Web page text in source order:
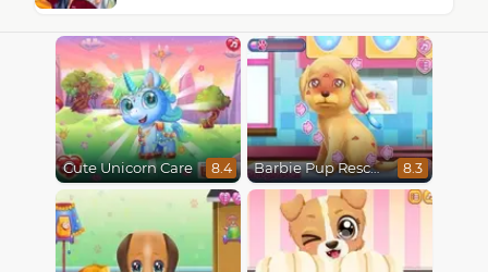
Cute Unicorn Care 8.4 Barbie Pup Rescue 8.3